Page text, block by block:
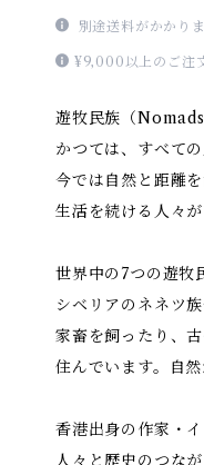
別途送料がかかり
¥9,000以上のご注
遊牧民族（Nomads
かつては、すべて
今では自然と距離
生活を続ける人々が
世界中の7つの遊牧
シベリアのネネツ
家畜を飼ったり、
住んでいます。自
香港出身の作家・
人々と歴史のつな